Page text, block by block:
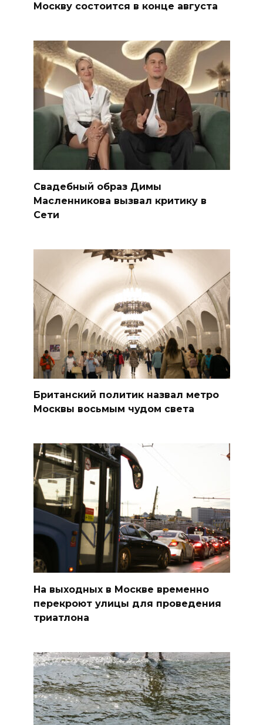
Москву состоится в конце августа
Свадебный образ Димы
Масленникова вызвал критику в
Сети
Британский политик назвал метро
Москвы восьмым чудом света
На выходных в Москве временно
перекроют улицы для проведения
триатлона